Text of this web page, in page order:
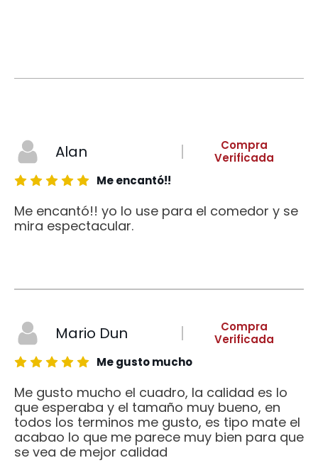
Alan
Compra
Verificada
Me encantó!!
Me encantó!! yo lo use para el comedor y se
mira espectacular.
Mario Dun
Compra
Verificada
Me gusto mucho
Me gusto mucho el cuadro, la calidad es lo
que esperaba y el tamaño muy bueno, en
todos los terminos me gusto, es tipo mate el
acabao lo que me parece muy bien para que
se vea de mejor calidad